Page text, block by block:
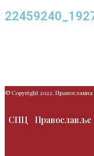
© Copyright 2022.
СПЦ Православље